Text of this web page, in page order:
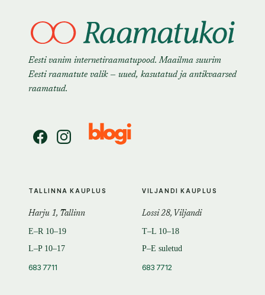
Eesti vanim internetiraamatupood. Maailma suurim
Eesti raamatute valik — uued, kasutatud ja antikvaarsed
raamatud.
TALLINNA KAUPLUS
Harju 1, Tallinn
E–R 10–19
L–P 10–17
683 7711
VILJANDI KAUPLUS
Lossi 28, Viljandi
T–L 10–18
P–E suletud
683 7712